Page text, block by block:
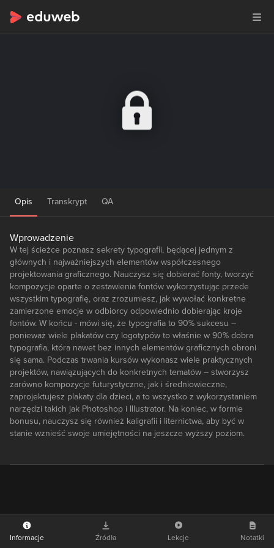
Opis Transkrypt QA
Wprowadzenie
W tej ścieżce poznasz sekrety typografii, będącej jednym z
głównych i najważniejszych elementów współczesnego
projektowania graficznego. Nauczysz się dobierać fonty, tworzyć
kompozycje oparte o zestawienia fontów wykorzystując przede
wszystkim typografię, oraz zrozumiesz, jak wywołać konkretne
zamierzone emocje w odbiorcy odpowiednio dobierając kroje
fontów. W końcu - mówi się, że typografia to 90% sukcesu –
ponieważ wiele plakatów czy logotypów to właśnie w 90% dobra
typografia, która nawet bez innych elementów graficznych obroni
się sama. Podczas trwania kursów wykonasz wiele praktycznych
projektów, nawiązujących do konkretnych tematów – stworzysz
zarówno kompozycje futurystyczne, jak i średniowieczne,
zaprojektujesz plakaty dla dzieci, a to wszystko z wykorzystaniem
narzędzi takich jak Photoshop i Illustrator. Na koniec, w formie
bonusu, nauczysz się również kaligrafii i liternictwa, aby być w
stanie wznieść swoje umiejętności na jeszcze wyższy poziom.
Informacje Źródła Lekcje Notatki